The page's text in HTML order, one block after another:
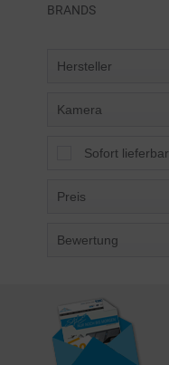
BRANDS
Hersteller
Sandisk
Kamera
Sofort lieferbar
Preis
Bewertung